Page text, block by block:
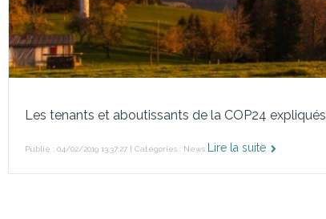
Les tenants et aboutissants de la COP24 expliqués
Publié : 04/02/2019 13:37:27 | Catégories : News Lire la suite